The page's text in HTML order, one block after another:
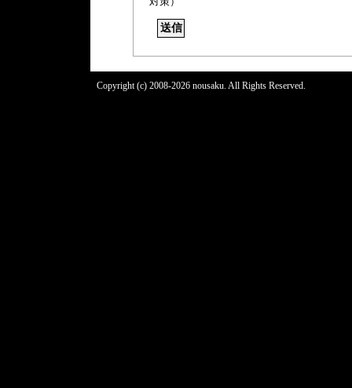
Copyright (c) 2008-2026 nousaku. All Rights Reserved.